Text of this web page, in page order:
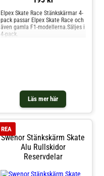
Läs mer här
Elpex Skate Race Stänkskärmar 4-
pack passar Elpex Skate Race och
även gamla F1-modellerna.Säljes i
4-pack.
Swenor Stänkskärm Skate
Alu Rullskidor
Reservdelar
REA